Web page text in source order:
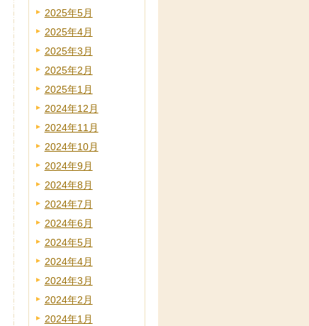
2025年5月
2025年4月
2025年3月
2025年2月
2025年1月
2024年12月
2024年11月
2024年10月
2024年9月
2024年8月
2024年7月
2024年6月
2024年5月
2024年4月
2024年3月
2024年2月
2024年1月